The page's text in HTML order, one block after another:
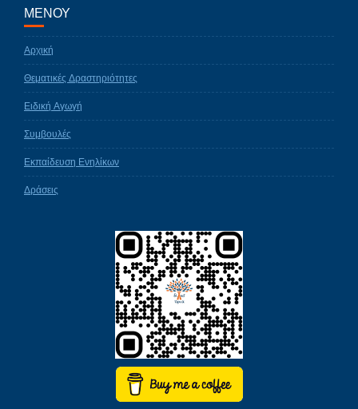
ΜΕΝΟΥ
Αρχική
Θεματικές Δραστηριότητες
Ειδική Αγωγή
Συμβουλές
Εκπαίδευση Ενηλίκων
Δράσεις